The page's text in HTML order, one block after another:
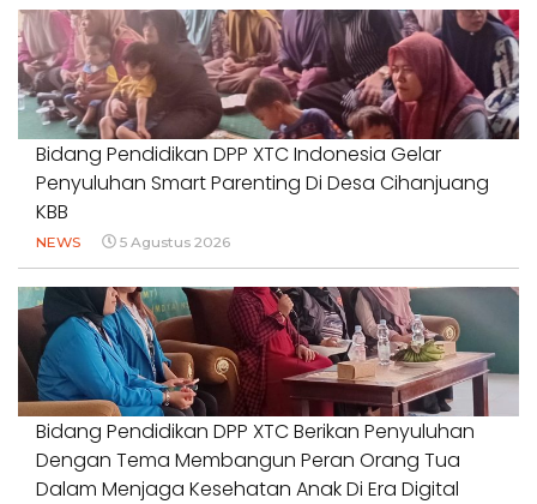
Bidang Pendidikan DPP XTC Indonesia Gelar
Penyuluhan Smart Parenting Di Desa Cihanjuang
KBB
NEWS 5 Agustus 2026
Bidang Pendidikan DPP XTC Berikan Penyuluhan
Dengan Tema Membangun Peran Orang Tua
Dalam Menjaga Kesehatan Anak Di Era Digital